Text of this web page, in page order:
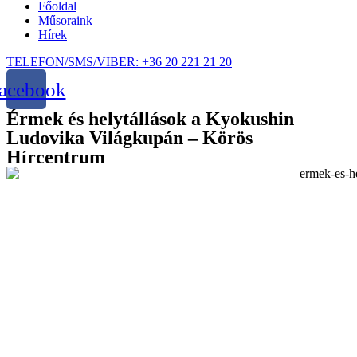
Főoldal
Műsoraink
Hírek
TELEFON/SMS/VIBER: +36 20 221 21 20
Érmek és helytállások a Kyokushin
Ludovika Világkupán – Körös
Hírcentrum